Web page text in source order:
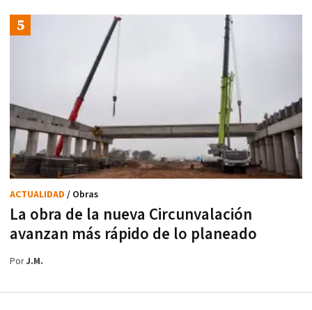
La obra de la nueva Circunvalación
avanzan más rápido de lo planeado
ACTUALIDAD / Obras
PorJ.M.